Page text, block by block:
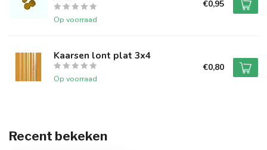
Op voorraad
€0,95
Kaarsen lont plat 3x4
Op voorraad
€0,80
Recent bekeken